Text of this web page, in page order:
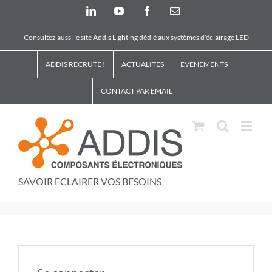
LinkedInYouTube FacebookEmail
Consultez aussi le site Addis Lighting dédié aux systèmes d’éclairage LED
ADDIS RECRUTE ! ACTUALITES EVENEMENTS
CONTACT PAR EMAIL
SAVOIR ECLAIRER VOS BESOINS